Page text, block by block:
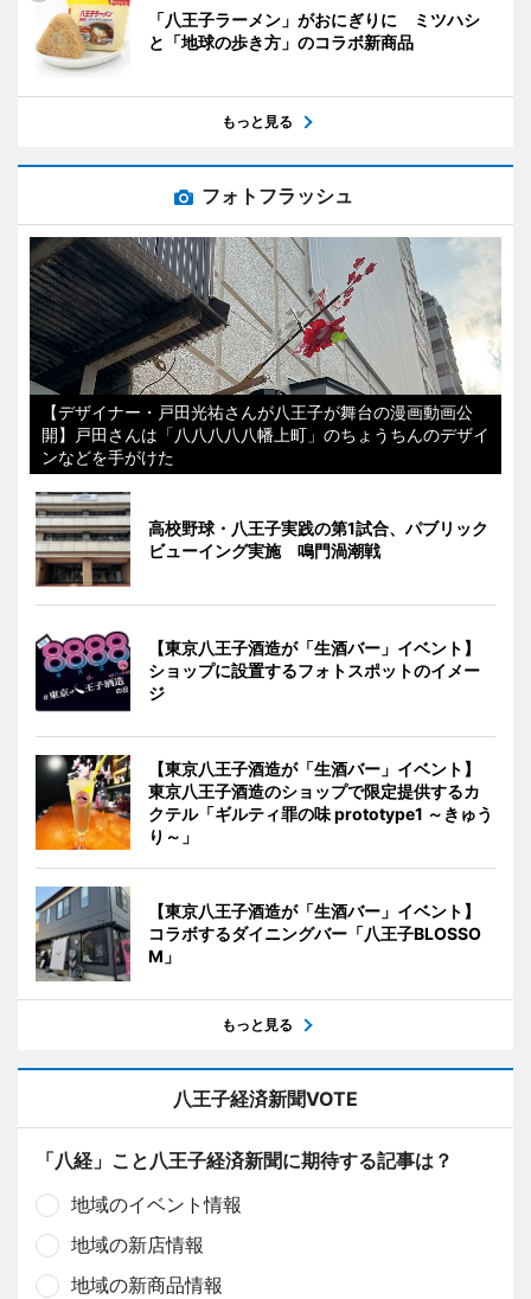
「八王子ラーメン」がおにぎりに ミツハシ
と「地球の歩き方」のコラボ新商品
もっと見る
フォトフラッシュ
【デザイナー・戸田光祐さんが八王子が舞台の漫画動画公
開】戸田さんは「八八八八八幡上町」のちょうちんのデザイ
ンなどを手がけた
高校野球・八王子実践の第1試合、パブリック
ビューイング実施 鳴門渦潮戦
【東京八王子酒造が「生酒バー」イベント】
ショップに設置するフォトスポットのイメー
ジ
【東京八王子酒造が「生酒バー」イベント】
東京八王子酒造のショップで限定提供するカ
クテル「ギルティ罪の味 prototype1 ～きゅう
り～」
【東京八王子酒造が「生酒バー」イベント】
コラボするダイニングバー「八王子BLOSSO
M」
もっと見る
八王子経済新聞VOTE
「八経」こと八王子経済新聞に期待する記事は？
地域のイベント情報
地域の新店情報
地域の新商品情報